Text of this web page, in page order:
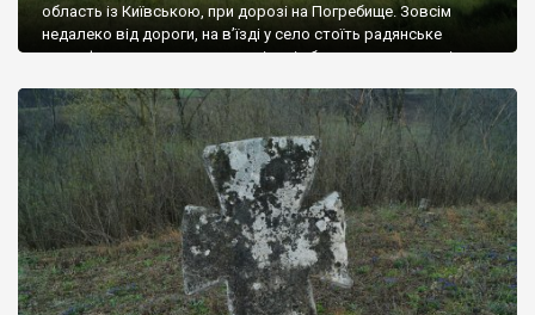
область із Київською, при дорозі на Погребище. Зовсім
недалеко від дороги, на в’їзді у село стоїть радянське
рельєфне пано, яке показує жінку і яблуню, а трохи далі, десь
не видно, але видно дві стареньких колії у траві – […]